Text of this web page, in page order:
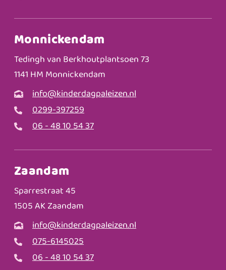
Monnickendam
Tedingh van Berkhoutplantsoen 73
1141 HM Monnickendam
info@kinderdagpaleizen.nl
0299-397259
06 - 48 10 54 37
Zaandam
Sparrestraat 45
1505 AK Zaandam
info@kinderdagpaleizen.nl
075-6145025
06 - 48 10 54 37